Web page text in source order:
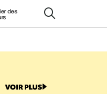
des
VOIR PLUS